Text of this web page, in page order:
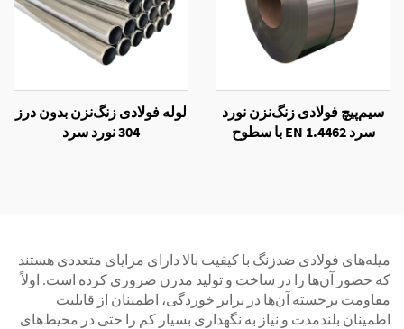
سیم‌پیچ فولادی زنگ‌نزن نورد
سرد EN 1.4462 با سطوح
لوله فولادی زنگ‌نزن بدون درز
304 نورد سرد
میله‌های فولادی ضدزنگ با کیفیت بالا دارای مزایای متعددی هستند
که حضور آن‌ها را در ساخت و تولید مدرن ضروری کرده است. اولاً
مقاومت برجسته آن‌ها در برابر خوردگی، اطمینان از قابلیت
اطمینان بلندمدت و نیاز به نگهداری بسیار کم را حتی در محیط‌های